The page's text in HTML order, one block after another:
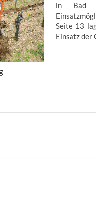
in Bad
Seite 13
Einsatz der